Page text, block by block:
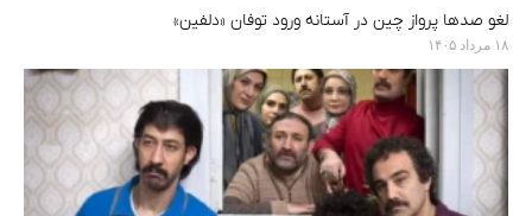
لغو صدها پرواز چین در آستانه ورود توفان «دلفین»
۱۸ مرداد ۱۴۰۵